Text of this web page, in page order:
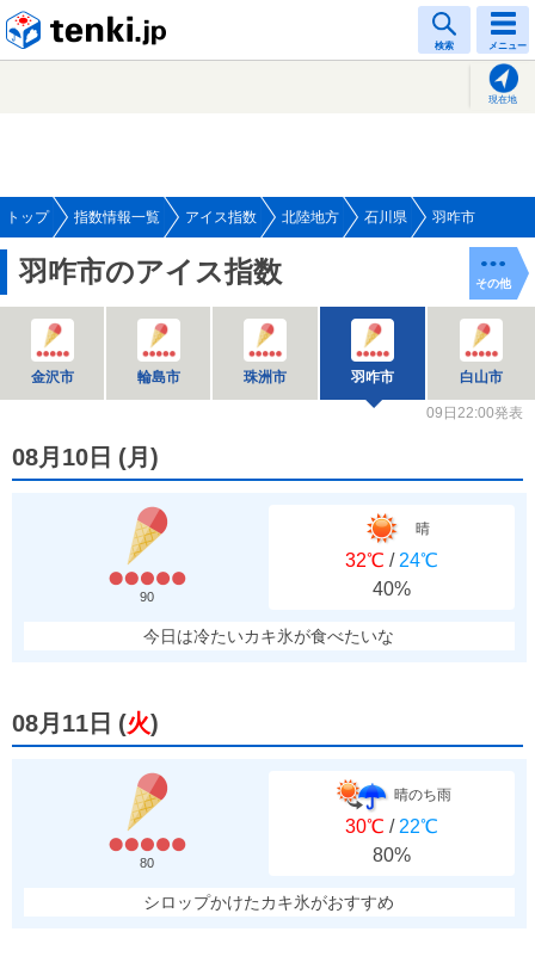
検索 メニュー
現在地
トップ 指数情報一覧 アイス指数 北陸地方 石川県 羽咋市
羽咋市のアイス指数
金沢市 輪島市 珠洲市 羽咋市 白山市
その他
09日22:00発表
08月10日 (月 )
90
晴
32℃ / 24℃
40%
今日は冷たいカキ氷が食べたいな
08月11日 (火)
80
晴のち雨
30℃ / 22℃
80%
シロップかけたカキ氷がおすすめ